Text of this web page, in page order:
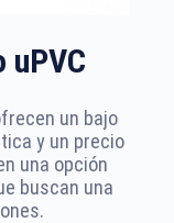
uPVC
un bajo
y un precio
una opción
buscan una